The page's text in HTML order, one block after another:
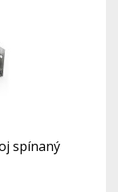
spínaný